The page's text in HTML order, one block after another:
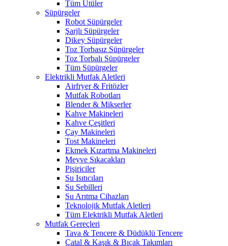
Tüm Ütüler
Süpürgeler
Robot Süpürgeler
Şarjlı Süpürgeler
Dikey Süpürgeler
Toz Torbasız Süpürgeler
Toz Torbalı Süpürgeler
Tüm Süpürgeler
Elektrikli Mutfak Aletleri
Airfryer & Fritözler
Mutfak Robotları
Blender & Mikserler
Kahve Makineleri
Kahve Çeşitleri
Çay Makineleri
Tost Makineleri
Ekmek Kızartma Makineleri
Meyve Sıkacakları
Pişiriciler
Su Isıtıcıları
Su Sebilleri
Su Arıtma Cihazları
Teknolojik Mutfak Aletleri
Tüm Elektrikli Mutfak Aletleri
Mutfak Gereçleri
Tava & Tencere & Düdüklü Tencere
Çatal & Kaşık & Bıçak Takımları